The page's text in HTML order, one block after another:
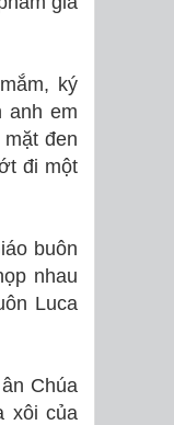
ký
anh em
đen
đi một
buôn
nhau
Luca
Chúa
xôi của